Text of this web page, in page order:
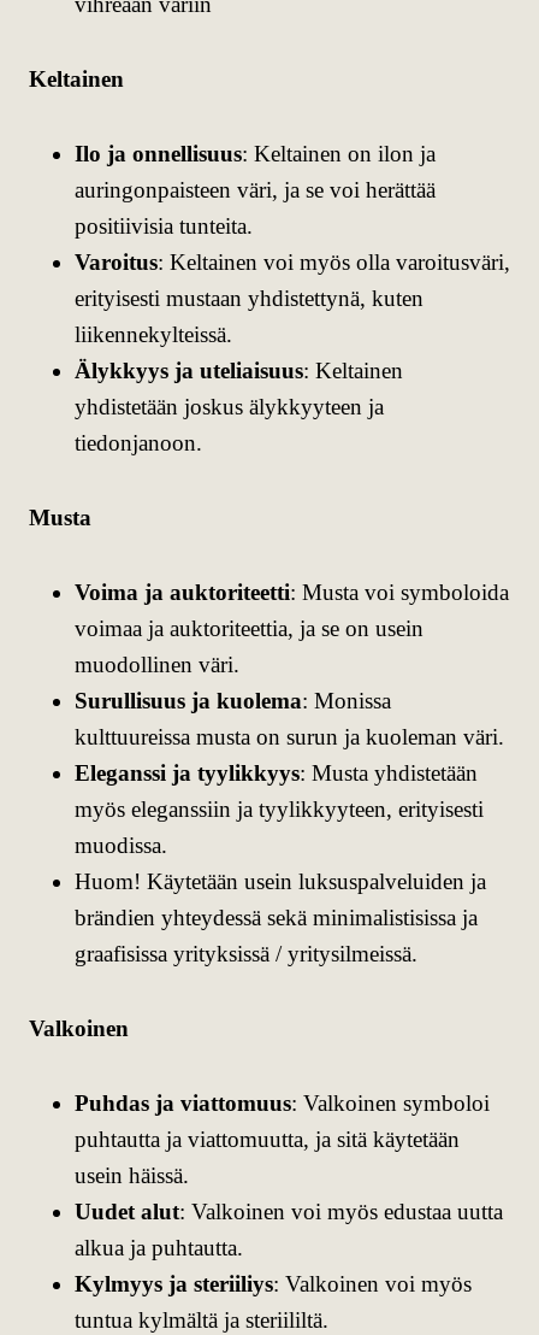
Keltainen
Ilo ja onnellisuus: Keltainen on ilon ja
auringonpaisteen väri, ja se voi herättää
positiivisia tunteita.
Varoitus: Keltainen voi myös olla varoitusväri,
erityisesti mustaan yhdistettynä, kuten
liikennekylteissä.
Älykkyys ja uteliaisuus: Keltainen
yhdistetään joskus älykkyyteen ja
tiedonjanoon.
Musta
Voima ja auktoriteetti: Musta voi symboloida
voimaa ja auktoriteettia, ja se on usein
muodollinen väri.
Surullisuus ja kuolema: Monissa
kulttuureissa musta on surun ja kuoleman väri.
Eleganssi ja tyylikkyys: Musta yhdistetään
myös eleganssiin ja tyylikkyyteen, erityisesti
muodissa.
Huom! Käytetään usein luksuspalveluiden ja
brändien yhteydessä sekä minimalistisissa ja
graafisissa yrityksissä / yritysilmeissä.
Valkoinen
Puhdas ja viattomuus: Valkoinen symboloi
puhtautta ja viattomuutta, ja sitä käytetään
usein häissä.
Uudet alut: Valkoinen voi myös edustaa uutta
alkua ja puhtautta.
Kylmyys ja steriiliys: Valkoinen voi myös
tuntua kylmältä ja steriililtä.